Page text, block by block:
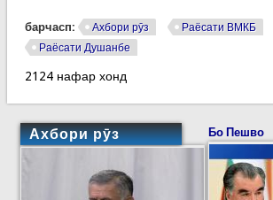
барчасп: Ахбори рӯз
Раёсати ВМКБ
Раёсати Душанбе
2124 нафар хонд
Ахбори рӯз Бо Пешво